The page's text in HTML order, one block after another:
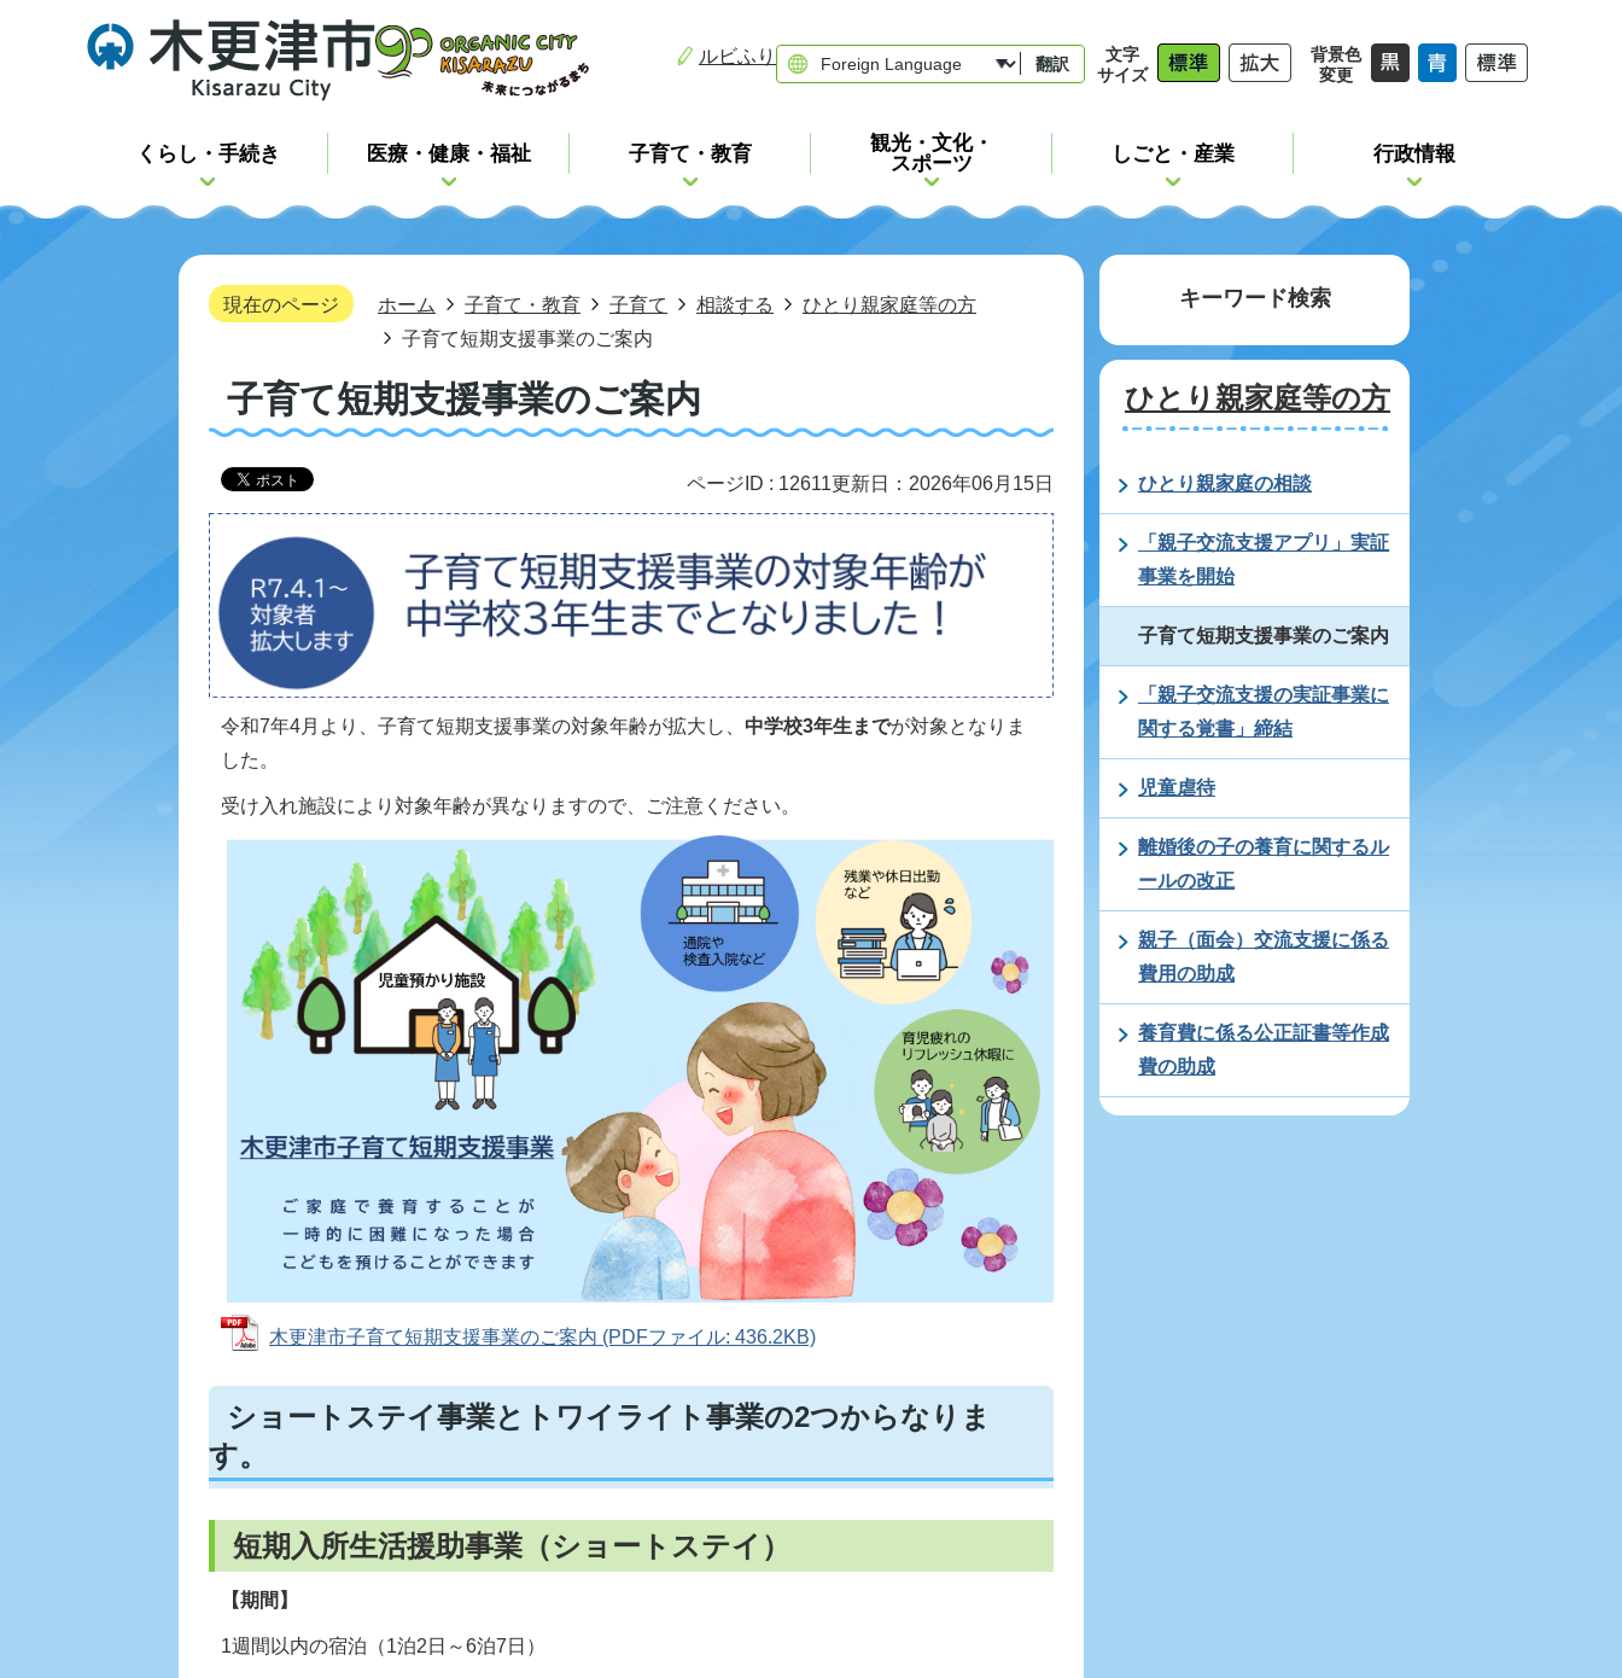
ルビふり 翻訳
文字
サイズ
背景色
変更
くらし・手続き 医療・健康・福祉 子育て・教育
観光・文化・
スポーツ
しごと・産業 行政情報
現在のページ ホーム 子育て・教育 子育て 相談する
ひとり親家庭等の方
子育て短期支援事業のご案内
子育て短期支援事業のご案内
ページID : 12611更新日：2026年06月15日
令和7年4月より、子育て短期支援事業の対象年齢が拡大し、 中学校3年生までが対象となりま
した。
受け入れ施設により対象年齢が異なりますので、ご注意ください。
木更津市子育て短期支援事業のご案内 (PDFファイル: 436.2KB)
ショートステイ事業とトワイライト事業の2つからなりま
す。
短期入所生活援助事業（ショートステイ）
【期間】
1週間以内の宿泊（1泊2日～6泊7日）
キーワード検索
ひとり親家庭等の方
ひとり親家庭の相談
「親子交流支援アプリ」実証
事業を開始
子育て短期支援事業のご案内
「親子交流支援の実証事業に
関する覚書」締結
児童虐待
離婚後の子の養育に関するル
ールの改正
親子（面会）交流支援に係る
費用の助成
養育費に係る公正証書等作成
費の助成